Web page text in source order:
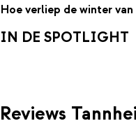
Hoe verliep de winter
IN DE SPOTLIGHT
Reviews